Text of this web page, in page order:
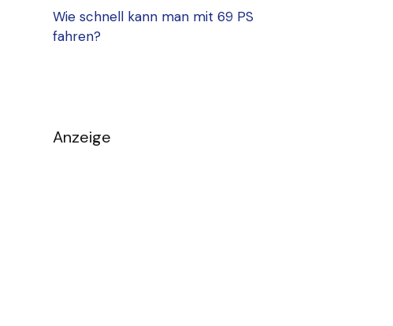
Wie schnell kann man mit 69 PS
fahren?
Anzeige